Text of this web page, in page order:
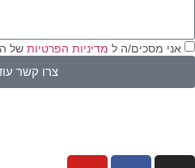
אני מסכים/ה למדיניות הפרטיותשל
צרו קשר עוד